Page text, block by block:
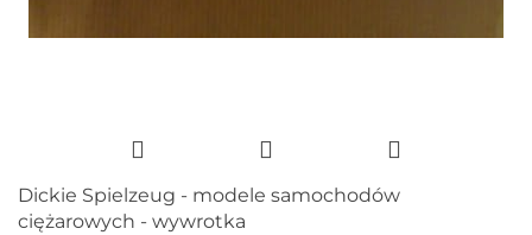
Dickie Spielzeug - modele samochodów
ciężarowych - wywrotka